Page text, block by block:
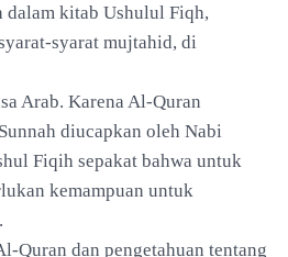
dalam kitab Ushulul Fiqh,
syarat mujtahid, di
Arab. Karena Al-Quran
diucapkan oleh Nabi
Fiqih sepakat bahwa untuk
kemampuan untuk
Quran dan pengetahuan tentang